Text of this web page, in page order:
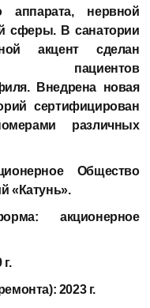
аппарата, нервной
сферы. В санатории
акцент сделан
пациентов
Внедрена новая
сертифицирован
различных
Общество
«Катунь».
форма: акционерное
г.
2023 г.